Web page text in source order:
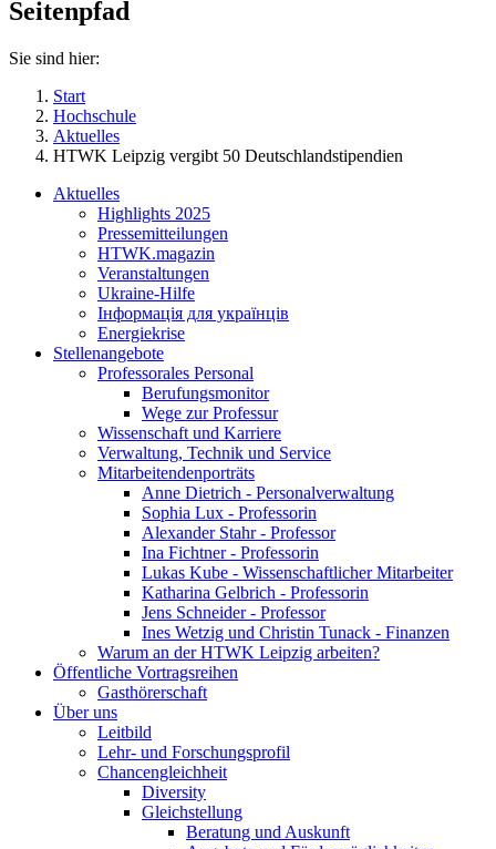
Seitenpfad
Sie sind hier:
Start
Hochschule
Aktuelles
HTWK Leipzig vergibt 50 Deutschlandstipendien
Aktuelles
Highlights 2025
Pressemitteilungen
HTWK.magazin
Veranstaltungen
Ukraine-Hilfe
Інформація для українців
Energiekrise
Stellenangebote
Professorales Personal
Berufungsmonitor
Wege zur Professur
Wissenschaft und Karriere
Verwaltung, Technik und Service
Mitarbeitendenporträts
Anne Dietrich - Personalverwaltung
Sophia Lux - Professorin
Alexander Stahr - Professor
Ina Fichtner - Professorin
Lukas Kube - Wissenschaftlicher Mitarbeiter
Katharina Gelbrich - Professorin
Jens Schneider - Professor
Ines Wetzig und Christin Tunack - Finanzen
Warum an der HTWK Leipzig arbeiten?
Öffentliche Vortragsreihen
Gasthörerschaft
Über uns
Leitbild
Lehr- und Forschungsprofil
Chancengleichheit
Diversity
Gleichstellung
Beratung und Auskunft